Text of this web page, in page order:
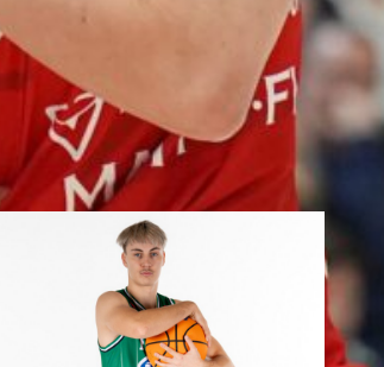
Lionsia edustaneen 26-vuotiaan
yhdysvaltalaislaituri Tyrese
Williamsin sekä viime kaudella
Kouvoja edustaneen 32-
vuotiaan Timi Puittisen kanssa.